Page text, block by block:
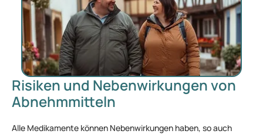
Risiken und Nebenwirkungen von
Abnehmmitteln
Alle Medikamente können Nebenwirkungen haben, so auch